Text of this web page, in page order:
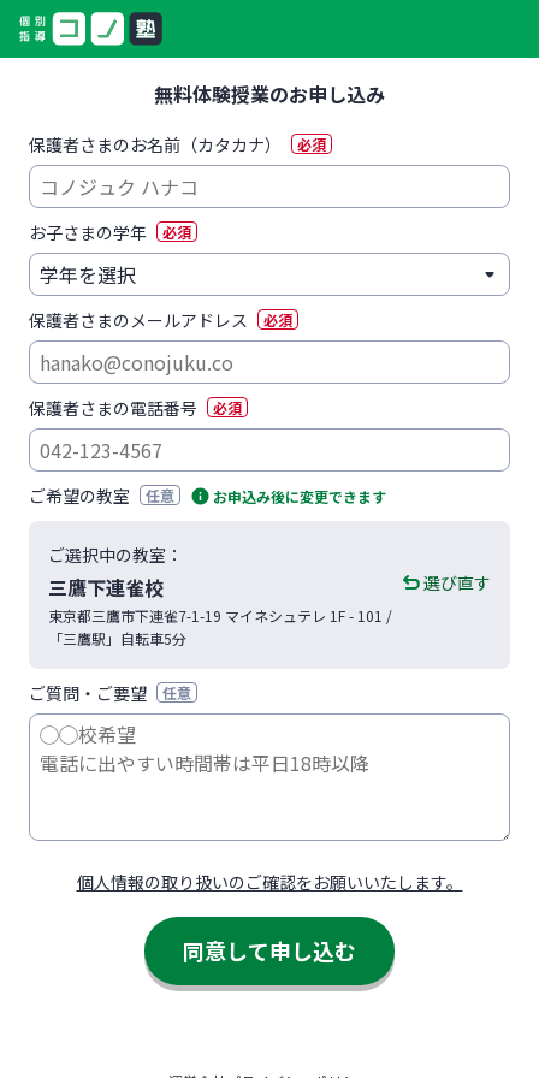
無料体験授業のお申し込み
保護者さまのお名前（カタカナ） 必須
お子さまの学年 必須
保護者さまのメールアドレス 必須
保護者さまの電話番号 必須
ご希望の教室 任意 お申込み後に変更できます
ご選択中の教室：
三鷹下連雀校
東京都三鷹市下連雀7-1-19 マイネシュテレ 1F - 101 /
「三鷹駅」自転車5分
選び直す
ご質問・ご要望 任意
個人情報の取り扱いのご確認をお願いいたします。
同意して申し込む